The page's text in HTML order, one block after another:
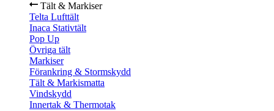
Tält & Markiser
Telta Lufttält
Inaca Stativtält
Pop Up
Övriga tält
Markiser
Förankring & Stormskydd
Tält & Markismatta
Vindskydd
Innertak & Thermotak